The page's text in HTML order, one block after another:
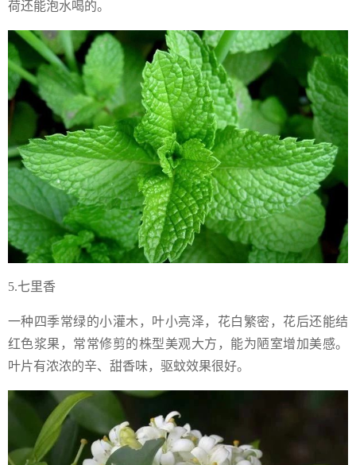
荷还能泡水喝的。
5.七里香
一种四季常绿的小灌木，叶小亮泽，花白繁密，花后还能结
红色浆果，常常修剪的株型美观大方，能为陋室增加美感。
叶片有浓浓的辛、甜香味，驱蚊效果很好。